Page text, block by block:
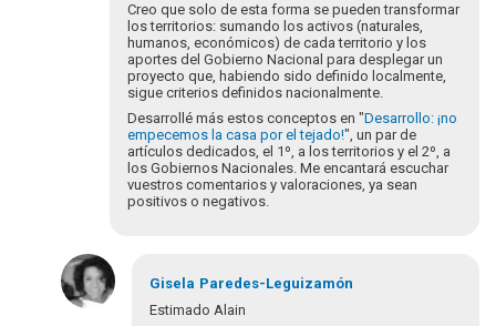
Creo que solo de esta forma se pueden transformar
los territorios: sumando los activos (naturales,
humanos, económicos) de cada territorio y los
aportes del Gobierno Nacional para desplegar un
proyecto que, habiendo sido definido localmente,
sigue criterios definidos nacionalmente.
Desarrollé más estos conceptos en "Desarrollo: ¡no
empecemos la casa por el tejado!", un par de
artículos dedicados, el 1º, a los territorios y el 2º, a
los Gobiernos Nacionales. Me encantará escuchar
vuestros comentarios y valoraciones, ya sean
positivos o negativos.
Gisela Paredes-Leguizamón
Estimado Alain